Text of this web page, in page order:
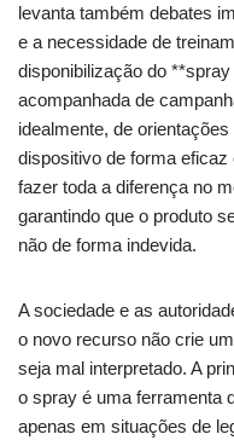
levanta também debates
e a necessidade de
disponibilização do
acompanhada de
idealmente, de
dispositivo de forma
fazer toda a diferença no
garantindo que o produto
não de forma indevida.
A sociedade e as
o novo recurso não crie
seja mal interpretado. A
o spray é uma ferramenta
apenas em situações de